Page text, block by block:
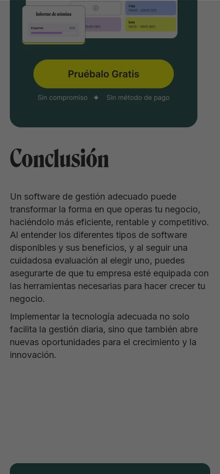
Conclusión
Un software de gestión adecuado puede
transformar la forma en que operas tu negocio,
haciéndolo más eficiente, rentable y competitivo.
Al entender los diferentes tipos de software
disponibles y sus beneficios, y al seguir una
cuidadosa evaluación al elegir uno, puedes
asegurarte de que tu empresa esté equipada con
las herramientas necesarias para hacer crecer tu
negocio.
Implementar la tecnología adecuada no solo
facilita la gestión diaria, sino que también abre
nuevas oportunidades para el crecimiento y la
innovación.